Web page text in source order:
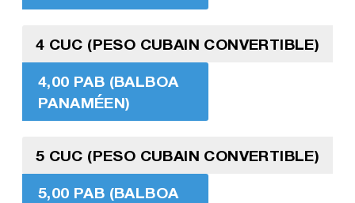
4 CUC (PESO CUBAIN CONVERTIBLE)
4,00 PAB (BALBOA
PANAMÉEN)
5 CUC (PESO CUBAIN CONVERTIBLE)
5,00 PAB (BALBOA